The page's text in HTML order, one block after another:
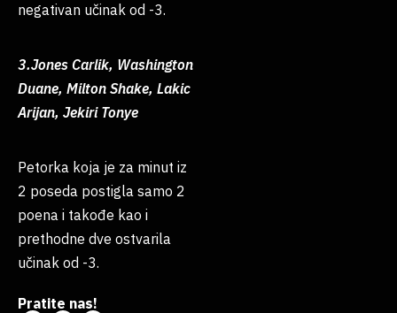
negativan učinak od -3.
3.Jones Carlik, Washington
Duane, Milton Shake, Lakic
Arijan, Jekiri Tonye
Petorka koja je za minut iz
2 poseda postigla samo 2
poena i takođe kao i
prethodne dve ostvarila
učinak od -3.
Pratite nas!